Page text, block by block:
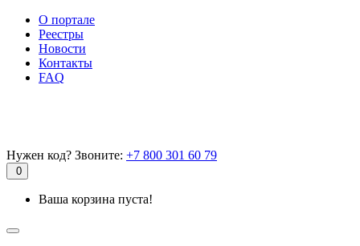
О портале
Реестры
Новости
Контакты
FAQ
Нужен код? Звоните: +7 800 301 60 79
0
Ваша корзина пуста!